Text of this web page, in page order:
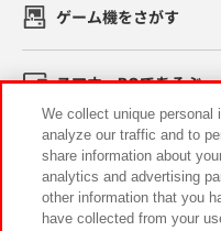
ゲーム機をさがす
スマホ・PCであそぶ
イベント・キャンペーン
We collect unique
analyze our traffic and to
share information about
analytics and advertising
other information that you
have collected from your